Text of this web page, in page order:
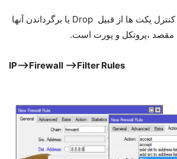
کاربرد این بخش جهت کنترل پکت ها از قبیل Drop یا برگرداندن آنها
مقصد ،پروتکل و پورت است.
IP–>Firewall –>Filter Rules